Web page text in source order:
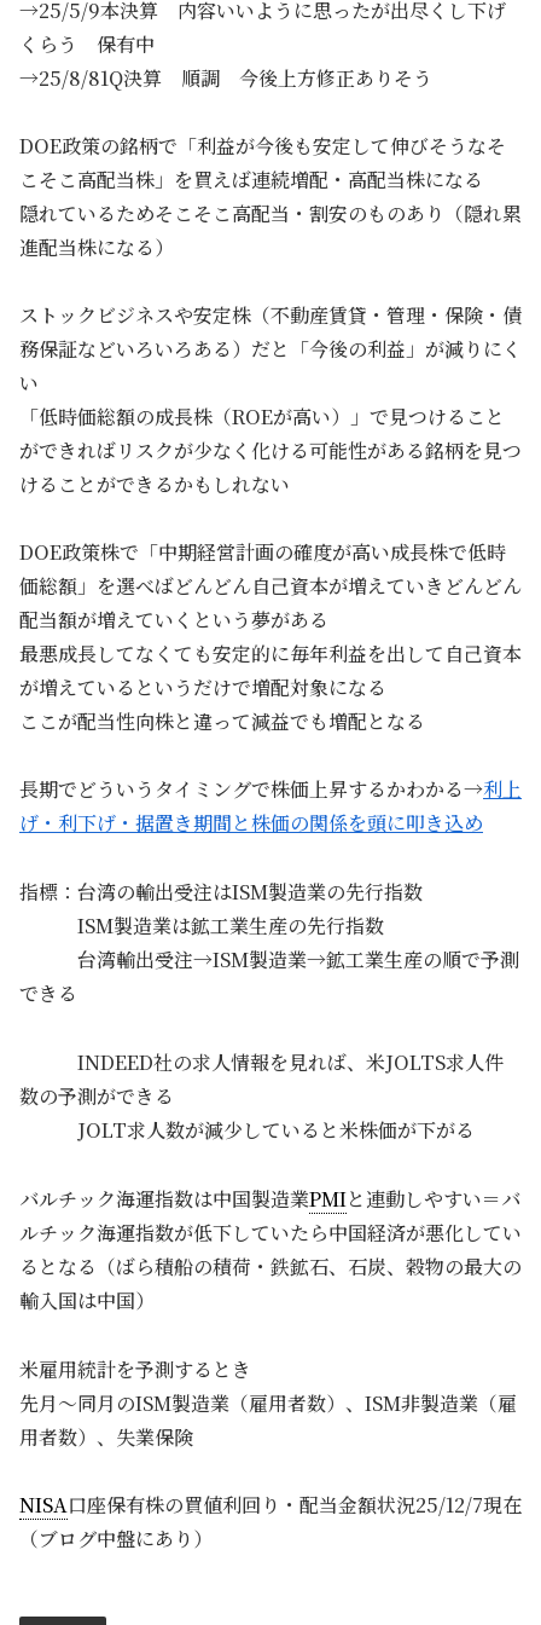
→25/5/9本決算 内容いいように思ったが出尽くし下げ
くらう 保有中
→25/8/81Q決算 順調 今後上方修正ありそう
DOE政策の銘柄で「利益が今後も安定して伸びそうなそ
こそこ高配当株」を買えば連続増配・高配当株になる
隠れているためそこそこ高配当・割安のものあり（隠れ累
進配当株になる）
ストックビジネスや安定株（不動産賃貸・管理・保険・債
務保証などいろいろある）だと「今後の利益」が減りにく
い
「低時価総額の成長株（ROEが高い）」で見つけること
ができればリスクが少なく化ける可能性がある銘柄を見つ
けることができるかもしれない
DOE政策株で「中期経営計画の確度が高い成長株で低時
価総額」を選べばどんどん自己資本が増えていきどんどん
配当額が増えていくという夢がある
最悪成長してなくても安定的に毎年利益を出して自己資本
が増えているというだけで増配対象になる
ここが配当性向株と違って減益でも増配となる
長期でどういうタイミングで株価上昇するかわかる→利上
げ・利下げ・据置き期間と株価の関係を頭に叩き込め
指標：台湾の輸出受注はISM製造業の先行指数
ISM製造業は鉱工業生産の先行指数
台湾輸出受注→ISM製造業→鉱工業生産の順で予測
できる
INDEED社の求人情報を見れば、米JOLTS求人件
数の予測ができる
JOLT求人数が減少していると米株価が下がる
バルチック海運指数は中国製造業PMIと連動しやすい＝バ
ルチック海運指数が低下していたら中国経済が悪化してい
るとなる（ばら積船の積荷・鉄鉱石、石炭、穀物の最大の
輸入国は中国）
米雇用統計を予測するとき
先月～同月のISM製造業（雇用者数）、ISM非製造業（雇
用者数）、失業保険
NISA口座保有株の買値利回り・配当金額状況25/12/7現在
（ブログ中盤にあり）